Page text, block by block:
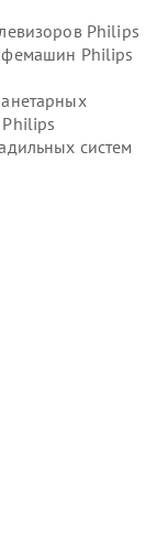
Philips
Philips
систем